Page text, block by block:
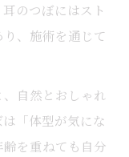
のつぼにはスト
、施術を通じて
自然とおしゃれ
「体型が気にな
を重ねても自分